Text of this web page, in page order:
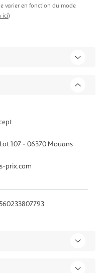
varier en fonction du mode
ici)
107 - 06370 Mouans
prix.com